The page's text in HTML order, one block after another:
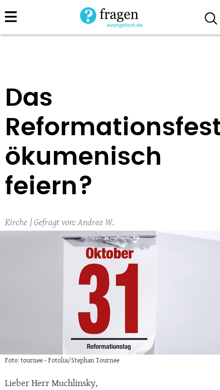
Direkt
zum
Das
ökumenisch
feiern?
Kirche Andrea W.
Foto: tournee - Fotolia/Stephan Tournee
Lieber Herr Muchlinsky,